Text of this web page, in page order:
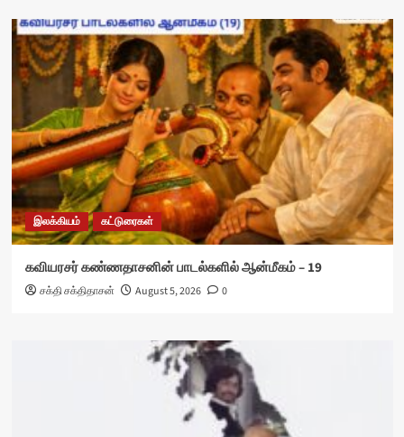
இலக்கியம் கட்டுரைகள்
கவியரசர் கண்ணதாசனின் பாடல்களில் ஆன்மீகம் – 19
சக்தி சக்திதாசன் August 5, 2026 0